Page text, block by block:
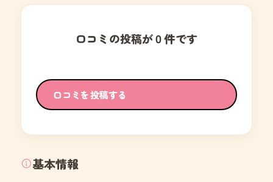
口コミの投稿が０件です
口コミを投稿する
基本情報